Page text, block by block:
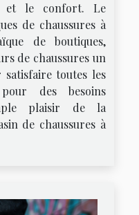
et le confort. Le
de chaussures à
de boutiques,
de chaussures un
toutes les
des besoins
plaisir de la
de chaussures à